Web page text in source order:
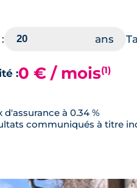
:0 € / mois(1)
d'assurance à 0.34 %
communiqués à titre